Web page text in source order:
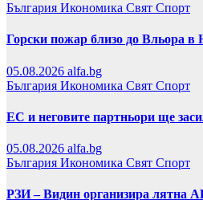
България Икономика Свят Спорт
Горски пожар близо до Вльора
05.08.2026 alfa.bg
България Икономика Свят Спорт
ЕС и неговите партньори ще
05.08.2026 alfa.bg
България Икономика Свят Спорт
РЗИ – Видин организира лятна